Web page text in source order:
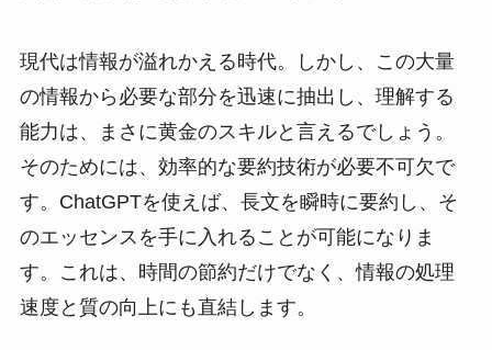
現代は情報が溢れかえる時代。しかし、この大量
の情報から必要な部分を迅速に抽出し、理解する
能力は、まさに黄金のスキルと言えるでしょう。
そのためには、効率的な要約技術が必要不可欠で
す。ChatGPTを使えば、長文を瞬時に要約し、そ
のエッセンスを手に入れることが可能になりま
す。これは、時間の節約だけでなく、情報の処理
速度と質の向上にも直結します。